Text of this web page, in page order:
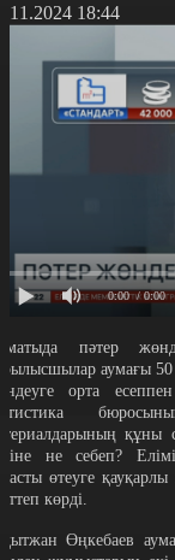
18:44
0:00 / 0:00
пәтер
аумағы
орта
құны
не себеп?
өтеуге
көрді.
Өңкебаев